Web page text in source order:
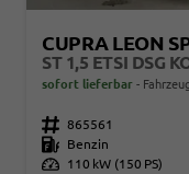
CUPRA LEON
ST 1,5 ETSI DSG
sofort lieferbar
Fahrzeugnr. 865561
Kraftstoff
Benzin
Leistung
110 kW (150 PS)